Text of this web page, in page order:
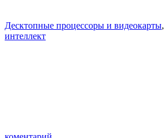
Десктопные процессоры и видеокарты,
интеллект